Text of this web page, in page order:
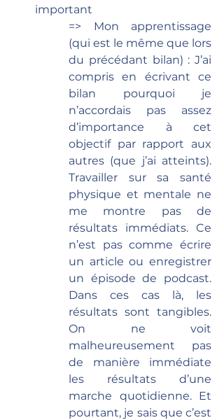
important
=> Mon apprentissage
(qui est le même que lors
du précédant bilan) : J’ai
compris en écrivant ce
bilan pourquoi je
n’accordais pas assez
d’importance à cet
objectif par rapport aux
autres (que j’ai atteints).
Travailler sur sa santé
physique et mentale ne
me montre pas de
résultats immédiats. Ce
n’est pas comme écrire
un article ou enregistrer
un épisode de podcast.
Dans ces cas là, les
résultats sont tangibles.
On ne voit
malheureusement pas
de manière immédiate
les résultats d’une
marche quotidienne. Et
pourtant, je sais que c’est